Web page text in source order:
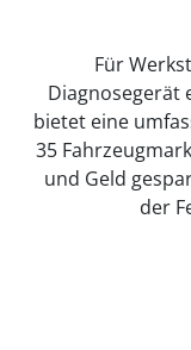
Für
Diagnosegerät
bietet eine
35
und Geld
der